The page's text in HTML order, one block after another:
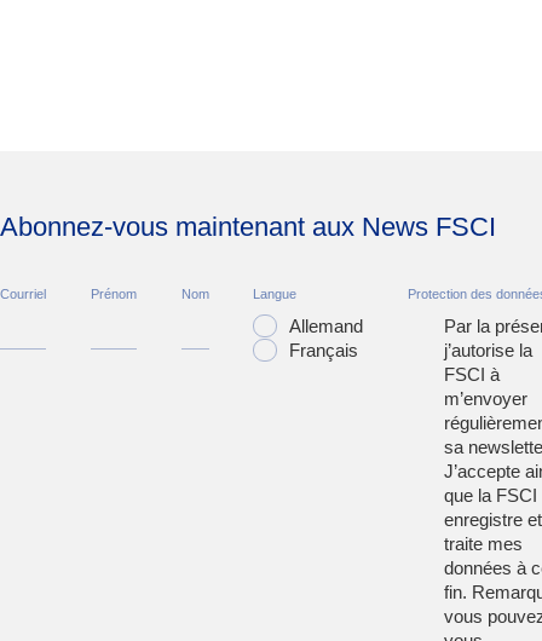
Abonnez-vous maintenant aux News FSCI
Courriel Prénom Nom Langue
Allemand
Français
Protection des
Par la
j’autorise la
FSCI à
m’envoyer
sa
J’accepte
que la FSCI
enregistre et
traite mes
données à
fin.
vous